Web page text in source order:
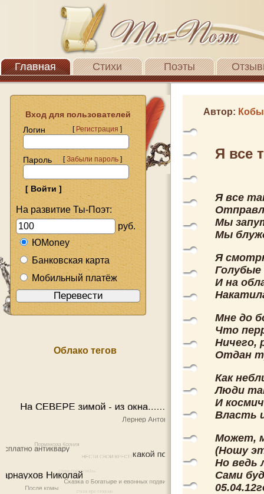
Главная Стихи Поэты
Вход для пользователей
Логин
[Регистрация]
Пароль [Забыли пароль]
На развитие Ты-Поэт:
руб.
ЮMoney
Банковская карта
Мобильный платёж
Облако тегов
Автор:
Я все
Я все
Мы
Мы
Я
Голубые
И на
Мне до
Что
Ничего,
Отдан
Как
Люди
И
Власть
Может,
(Ношу
Но ведь
Сами